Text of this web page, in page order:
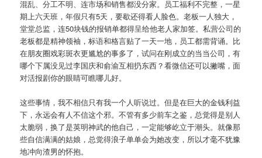
混乱、分工不明、连市场和销售都没分家。员工福利不完整，一星
期上六天班，年假只有5天，要歇还得看人脸色。老板一人独大，
堂堂总监，连50块钱的报销单都得呈给他老人家加签。私营公司的
老板都是精神领袖，标语和格言贴了一天一地，员工都需背诵。比
在朋友圈戏彩斑衣更尴尬的事多了，试问在刚成立的当当公司，有
哪个下属没见过李国庆和俞渝互相扔东西？看微信还可以撇嘴，面
对活报剧你的眼睛可瞧哪儿好。
这些事情，我不相信只有我一个人听说过。但是在巨大的金钱利益
下，永远会有人不信这个邪。不管有多少前车之鉴，总觉得是别人
太脆弱，换了是英明神武的他自己，一定能够屹立于潮头。就像那
些自信满满的姑娘，总觉得浪子单单会为她改变，所以才毫不犹豫
地冲向渣男的怀抱。